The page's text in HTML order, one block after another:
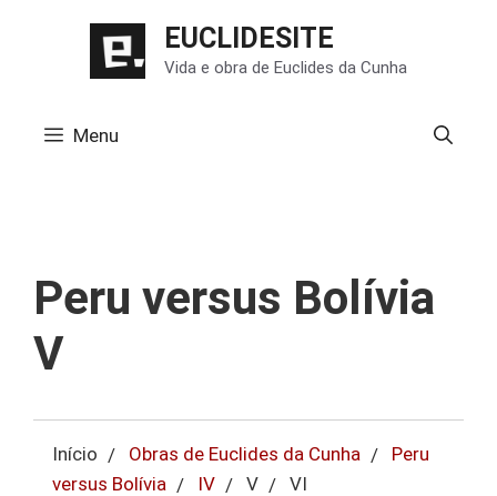
EUCLIDESITE
Vida e obra de Euclides da Cunha
Menu
Peru versus Bolívia
V
Início Obras de Euclides da Cunha
Peru
versus Bolívia
IV V VI